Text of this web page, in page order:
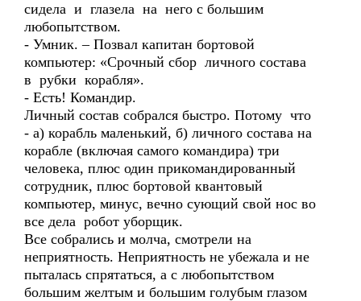
сидела и глазела на него с большим
любопытством.
- Умник. – Позвал капитан бортовой
компьютер: «Срочный сбор личного состава
в рубки корабля».
- Есть! Командир.
Личный состав собрался быстро. Потому что
- а) корабль маленький, б) личного состава на
корабле (включая самого командира) три
человека, плюс один прикомандированный
сотрудник, плюс бортовой квантовый
компьютер, минус, вечно сующий свой нос во
все дела робот уборщик.
Все собрались и молча, смотрели на
неприятность. Неприятность не убежала и не
пыталась спрятаться, а с любопытством
большим желтым и большим голубым глазом